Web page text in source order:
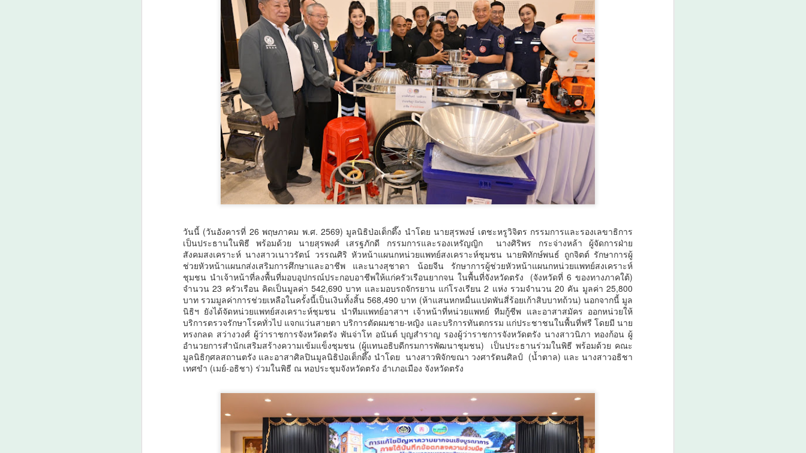
วันนี้ (วันอังคารที่ 26 พฤษภาคม พ.ศ. 2569) มูลนิธิป่อเต็กตึ๊ง นำโดย นายสุรพงษ์ เตชะหรูวิจิตร กรรมการและรองเลขาธิการ
เป็นประธานในพิธี พร้อมด้วย นายสุรพงศ์ เสรฐภักดี กรรมการและรองเหรัญญิก นางศิริพร กระจ่างหล้า ผู้จัดการฝ่าย
สังคมสงเคราะห์ นางสาวเนาวรัตน์ วรรณศิริ หัวหน้าแผนกหน่วยแพทย์สงเคราะห์ชุมชน นายพิทักษ์พนธ์ ถูกจิตต์ รักษาการผู้
ช่วยหัวหน้าแผนกส่งเสริมการศึกษาและอาชีพ และนางสุชาดา น้อยจีน รักษาการผู้ช่วยหัวหน้าแผนกหน่วยแพทย์สงเคราะห์
ชุมชน นำเจ้าหน้าที่ลงพื้นที่มอบอุปกรณ์ประกอบอาชีพให้แก่ครัวเรือนยากจน ในพื้นที่จังหวัดตรัง (จังหวัดที่ 6 ของทางภาคใต้)
จำนวน 23 ครัวเรือน คิดเป็นมูลค่า 542,690 บาท และมอบรถจักรยาน แก่โรงเรียน 2 แห่ง รวมจำนวน 20 คัน มูลค่า 25,800
บาท รวมมูลค่าการช่วยเหลือในครั้งนี้เป็นเงินทั้งสิ้น 568,490 บาท (ห้าแสนหกหมื่นแปดพันสี่ร้อยเก้าสิบบาทถ้วน) นอกจากนี้ มูล
นิธิฯ ยังได้จัดหน่วยแพทย์สงเคราะห์ชุมชน นำทีมแพทย์อาสาฯ เจ้าหน้าที่หน่วยแพทย์ ทีมกู้ชีพ และอาสาสมัคร ออกหน่วยให้
บริการตรวจรักษาโรคทั่วไป แจกแว่นสายตา บริการตัดผมชาย-หญิง และบริการทันตกรรม แก่ประชาชนในพื้นที่ฟรี โดยมี นาย
ทรงกลด สว่างวงศ์ ผู้ว่าราชการจังหวัดตรัง พันจ่าโท อนันต์ บุญสำราญ รองผู้ว่าราชการจังหวัดตรัง นางสาวนิภา ทองก้อน ผู้
อำนวยการสำนักเสริมสร้างความเข้มแข็งชุมชน (ผู้แทนอธิบดีกรมการพัฒนาชุมชน) เป็นประธานร่วมในพิธี พร้อมด้วย คณะ
มูลนิธิกุศลสถานตรัง และอาสาศิลปินมูลนิธิป่อเต็กตึ๊ง นำโดย นางสาวพิจักขณา วงศารัตนศิลป์ (น้ำตาล) และ นางสาวอธิชา
เทศขำ (เมย์-อธิชา) ร่วมในพิธี ณ หอประชุมจังหวัดตรัง อำเภอเมือง จังหวัดตรัง
AUG
10 โรงเรียนในเครือเตรียมอุดมศึกษาน้อมเกล้า แถลง
ความพร้อม จัดใหญ่ "งานกีฬาประเพณีพระเกี้ยวน้อม
เกล้าสัมพันธ์ ครั้งที่ 2" ณ ราชมังคลากีฬาสถาน
10 โรงเรียนในเครือเตรียมอุดมศึกษาน้อมเกล้า แถลงความพร้อม จัดใหญ่
"งานกีฬาประเพณีพระเกี้ยวน้อมเกล้าสัมพันธ์ ครั้งที่ 2" ณ ราชมังคลากีฬา
สถาน
3 สิงหาคม 2569 — เครือข่ายโรงเรียนเตรียมอุดมศึกษาน้อมเกล้า จัดพิธี
แถลงข่าวการแข่งขัน “งานกีฬาประเพณีพระเกี้ยวน้อมเกล้าสัมพันธ์ ครั้งที่ 2”
อย่างเป็นทางการ ณ หอประชุมสมเด็จย่า 100 ปี โดยมีคณะผู้บริหาร คณะครู
สมาคมผู้ปกครองและครู เครือข่ายผู้ปกครอง และชมรมกีฬา เข้าร่วมงาน
อย่างพร้อมพรั่ง
ศึก
AUG
1
APPTech EXPO 2026 เทคโนโลยีที่เหมาะสมเพื่อการ
พัฒนาชุมชน
หน่วยบริหารจัดการทุนด้านพัฒนาพื้นที่ (บพท.)
สำนักงานเร่งรัดการวิจัยและนวัตกรรมเพื่อเพิ่มความสามารถการแข่งขันและ
การพัฒนาพื้นที่ (องค์การมหาชน)
บพท. ร่วมกับเครือข่าย มทร. เครือข่าย มรภ.
AUG
1
สร้างประวัติศาสตร์หน้าใหม่! "ALTANI" รถจักรยานยนต์
ไฟฟ้าของพี่น้องมุสลิม 100% ความภาคภูมิใจของภาค
ใต้
สร้างประวัติศาสตร์หน้าใหม่! "ALTANI" รถจักรยานยนต์ไฟฟ้าของพี่น้อง
เมื่อวันที่ 31 กรกฎาคม 2569— บริษัท ปตานี พาวเวอร์ จํากัด จัดพิธีเปิด
โรงงานผลิตรถจักรยานยนต์ไฟฟ้าแบรนด์​ ALTANI อย่างเป็นทางการ โดยได้
รับเกียรติจาก อาจารย์วันมูหะมัดนอร์ มะทา เป็นประธานในพิธี พร้อมด้วย
นายอรุณ​ บุญชม จุฬาราชมนตรี เป็นประธานในการประกอบพิธีดูอาร์และ